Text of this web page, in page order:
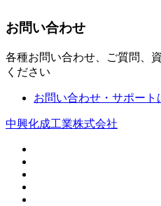
お問い合わせ
各種お問い合わせ、ご質問、
ください
お問い合わせ・サポート
中興化成工業株式会社